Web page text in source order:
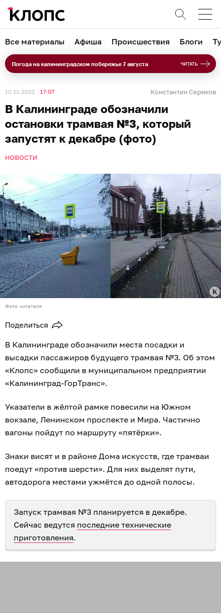
Все материалы Афиша Происшествия Блоги
Погода на калининградском побережье 7 августа ЧИТАТЬ
10.11.2022 17:07 Константин Сериков
В Калининграде обозначили
остановки трамвая №3, который
запустят к декабре (фото)
НОВОСТИ
Фото читателя
Поделиться
В Калининграде обозначили места посадки и
высадки пассажиров будущего трамвая №3. Об этом
«Клопс» сообщили в муниципальном предприятии
«Калининград-ГорТранс».
Указатели в жёлтой рамке повесили на Южном
вокзале, Ленинском проспекте и Мира. Частично
вагоны пойдут по маршруту «пятёрки».
Знаки висят и в районе Дома искусств, где трамваи
поедут «против шерсти». Для них выделят пути,
автодорога местами ужмётся до одной полосы.
Запуск трамвая №3 планируется в декабре.
Сейчас ведутся последние технические
приготовления.